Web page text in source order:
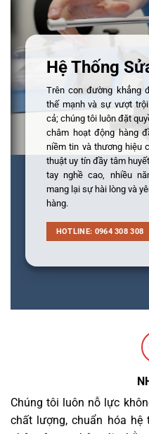
Hệ Thống
Trên con đường khẳng
thế mạnh và sự vượt
cả; chúng tôi luôn đặt
châm hoạt động hàng
niềm tin và thương hiệu
thuật uy tín đầy tâm
tay nghề cao, nhiều
mang lại sự hài lòng và
hàng.
HOTLINE: 0964 308 308
Chúng tôi luôn nỗ lực
chất lượng, chuẩn hóa hệ